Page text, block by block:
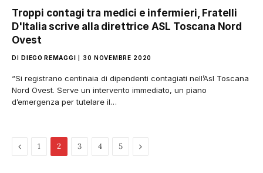
Troppi contagi tra medici e infermieri, Fratelli
D'Italia scrive alla direttrice ASL Toscana Nord
Ovest
DI DIEGO REMAGGI 30 NOVEMBRE 2020
“Si registrano centinaia di dipendenti contagiati nell’Asl Toscana
Nord Ovest. Serve un intervento immediato, un piano
d’emergenza per tutelare il…
Pagina
1 2 3 4 5
Pagina